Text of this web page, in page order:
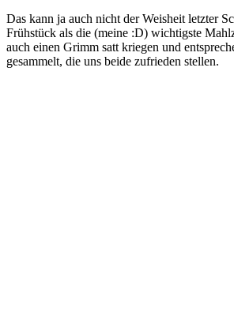
Das kann ja auch nicht der Weisheit letzter
Frühstück als die (meine :D) wichtigste
auch einen Grimm satt kriegen und
gesammelt, die uns beide zufrieden stellen.